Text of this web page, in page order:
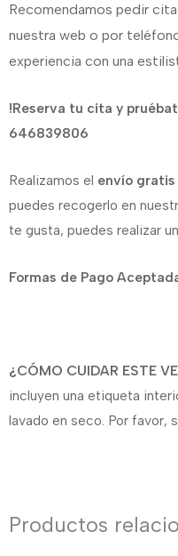
Recomendamos pedir
nuestra web o por
experiencia con una
!Reserva tu cita y
646839806
Realizamos el envío gratis
puedes recogerlo en
te gusta, puedes realizar
Formas de Pago
¿CÓMO CUIDAR ESTE
incluyen una etiqueta
lavado en seco. Por favor,
Productos